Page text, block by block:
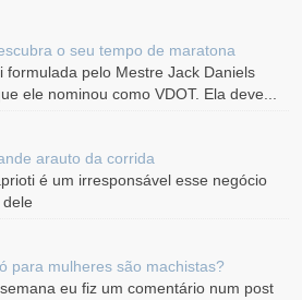
o seu tempo de maratona
formulada pelo Mestre Jack Daniels
ele nominou como VDOT. Ela deve...
arauto da corrida
é um irresponsável esse negócio
para mulheres são machistas?
eu fiz um comentário num post